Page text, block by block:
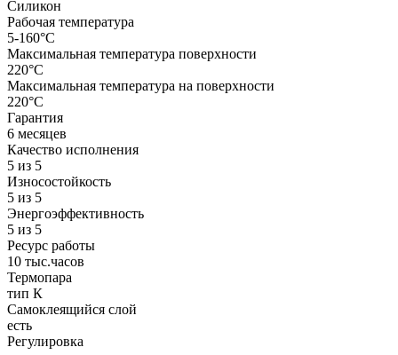
Силикон
Рабочая температура
5-160°C
Максимальная температура поверхности
220°C
Максимальная температура на поверхности
220°C
Гарантия
6 месяцев
Качество исполнения
5 из 5
Износостойкость
5 из 5
Энергоэффективность
5 из 5
Ресурс работы
10 тыс.часов
Термопара
тип К
Самоклеящийся слой
есть
Регулировка